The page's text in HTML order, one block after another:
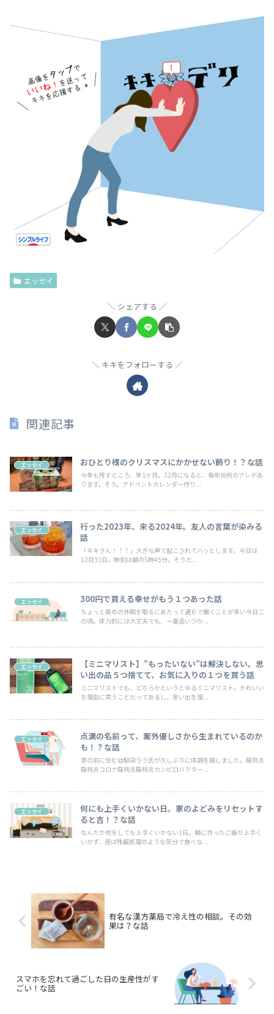
エッセイ
シェアする
キキをフォローする
関連記事
エッセイ おひとり様のクリスマスにかかせない飾り！？な話
今年も残すところ、早1ヶ月。12月になると、毎年恒例のアレがあ
ります。そう。アドベントカレンダー作り...
エッセイ
行った2023年、来る2024年。友人の言葉が染みる
話
「キキさん！！！」大きな声で起こされてハッとします。今日は
12月31日。時刻は朝の5時45分。そうだ...
エッセイ 300円で買える幸せがもう１つあった話
ちょっと長めの休暇を取るにあたって週６で働くことが多い今日こ
の頃。体力的には大丈夫でも、一番追いつか...
エッセイ
【ミニマリスト】”もったいない”は解決しない。思
い出の品５つ捨てて、お気に入りの１つを買う話
ミニマリストでも、どちらかというとゆるミニマリスト。かわいい
を理由に買うことだってあるし、思い出を理...
エッセイ
点滴の名前って、案外優しさから生まれているのか
も！？な話
家の前に住む幼馴染ララ氏が久しぶりに体調を崩しました。扁桃炎
扁桃炎コロナ扁桃炎扁桃炎カンピロバクター...
エッセイ
何にも上手くいかない日。家のよどみをリセットす
ると吉！？な話
なんだか何をしても上手くいかない1日。朝に作ったご飯が上手く
いかず、昼は残飯処理のような気分で食べな...
有名な漢方薬局で冷え性の相談。その効
果は？な話
スマホを忘れて過ごした日の生産性がす
ごい！な話